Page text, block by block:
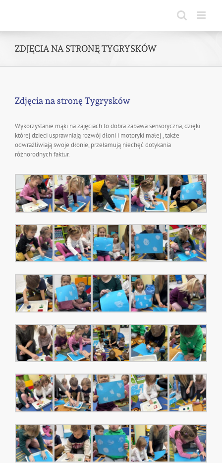
ZDJĘCIA NA STRONĘ TYGRYSKÓW
Zdjęcia na stronę Tygrysków
Wykorzystanie mąki na zajęciach to dobra zabawa sensoryczna, dzięki
której dzieci usprawniają rozwój dłoni i motoryki małej , także
odwrażliwiają swoje dłonie, przełamują niechęć dotykania
różnorodnych faktur.